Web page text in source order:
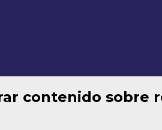
contenido sobre